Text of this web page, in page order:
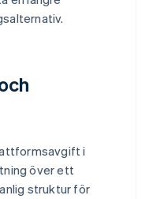
i
över ett
struktur för